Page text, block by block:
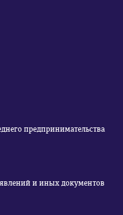
предпринимательства
и иных документов